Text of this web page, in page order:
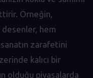
Örneğin,
hem
zarafetini
kalıcı bir
olduğu piyasalarda